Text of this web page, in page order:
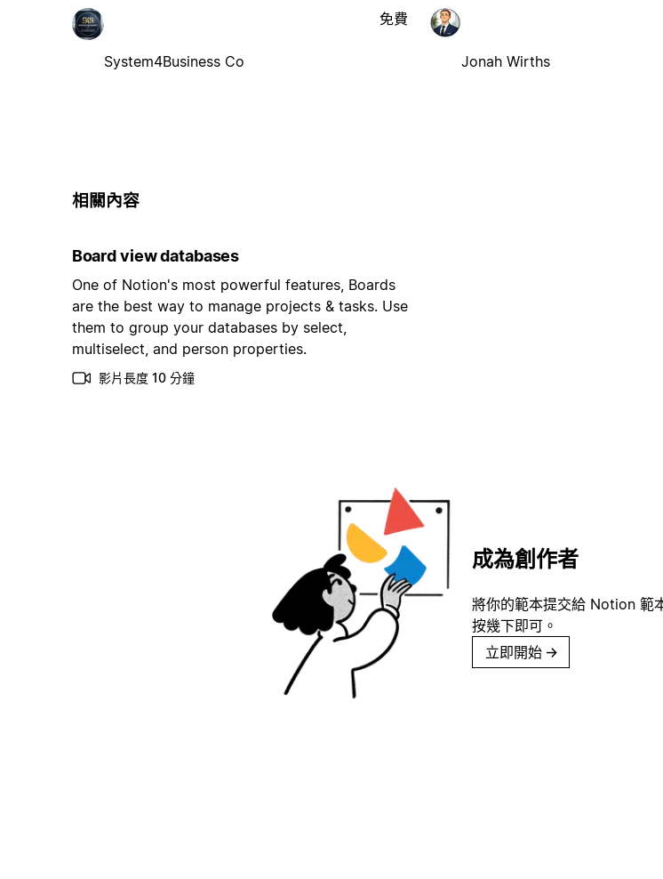
System4Business Co
免費
Jonah Wirths
相關內容
Board view databases
One of Notion's most powerful features, Boards
are the best way to manage projects & tasks. Use
them to group your databases by select,
multiselect, and person properties.
影片長度 10 分鐘
成為創作者
將你的範本提交給 Notion 範
按幾下即可。
立即開始 →